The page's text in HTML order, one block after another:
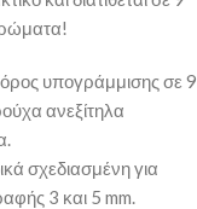
υπογράμμισης σε 9
ανεξίτηλα
σχεδιασμένη για
3 και 5 mm.